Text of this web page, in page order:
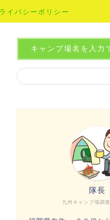
イバシーポリシー
キャンプ場名を入力
九州キャンプ場調
隊長